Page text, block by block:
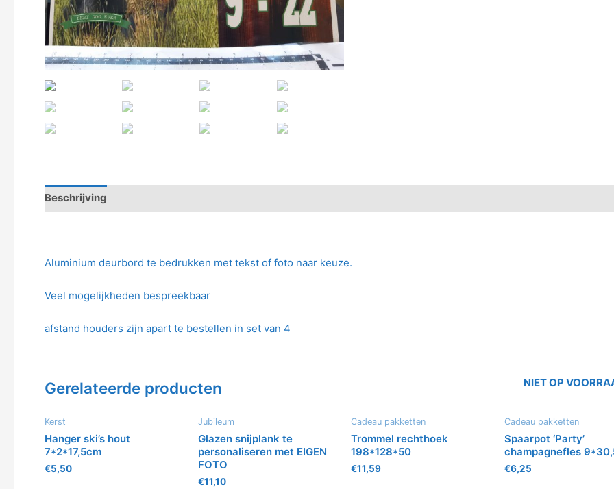
Beschrijving
Aluminium deurbord te bedrukken met tekst of foto naar keuze.
Veel mogelijkheden bespreekbaar
afstand houders zijn apart te bestellen in set van 4
Gerelateerde producten
Kerst
Hanger ski’s hout
7*2*17,5cm
€5,50
Jubileum
Glazen snijplank te
personaliseren met EIGEN
FOTO
€11,10
Cadeau pakketten
Trommel rechthoek
198*128*50
€11,59
NIET OP
Cadeau pakketten
Spaarpot ‘Party’
champagnefles
€6,25